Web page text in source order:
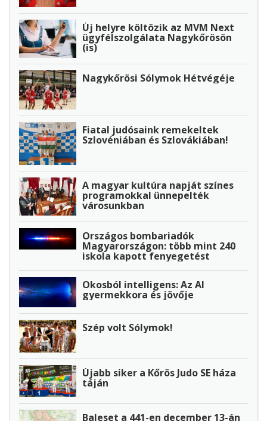
Új helyre költözik az MVM Next
ügyfélszolgálata Nagykőrösön
(is)
Nagykőrösi Sólymok Hétvégéje
Fiatal judósaink remekeltek
Szlovéniában és Szlovákiában!
A magyar kultúra napját színes
programokkal ünnepelték
városunkban
Országos bombariadók
Magyarországon: több mint 240
iskola kapott fenyegetést
Okosból intelligens: Az AI
gyermekkora és jövője
Szép volt Sólymok!
Újabb siker a Kőrös Judo SE háza
táján
Baleset a 441-en december 13-án